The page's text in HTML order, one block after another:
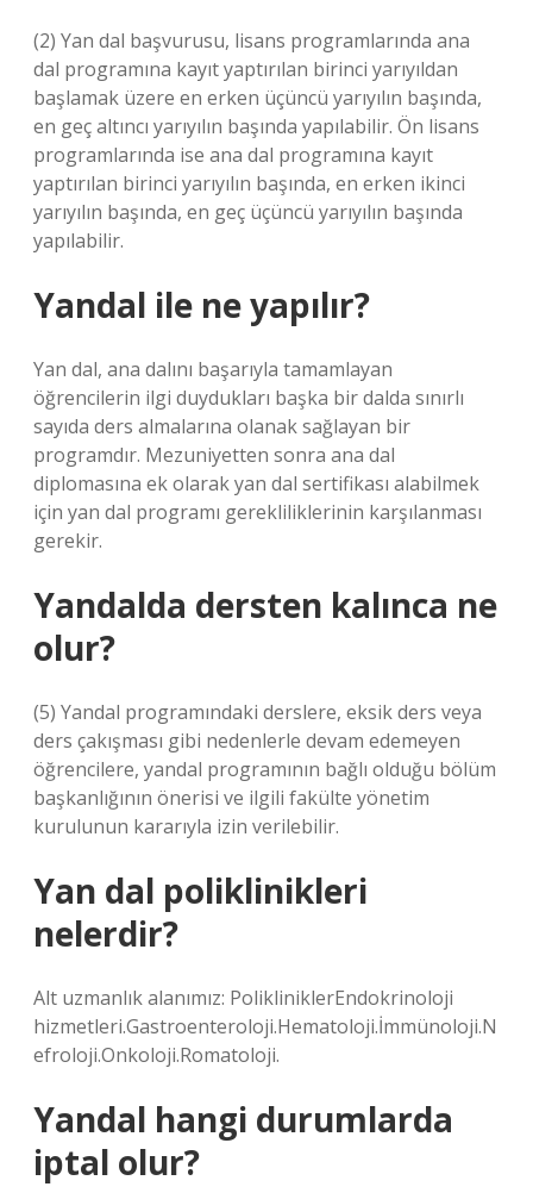
(2) Yan dal başvurusu, lisans programlarında ana
dal programına kayıt yaptırılan birinci yarıyıldan
başlamak üzere en erken üçüncü yarıyılın başında,
en geç altıncı yarıyılın başında yapılabilir. Ön lisans
programlarında ise ana dal programına kayıt
yaptırılan birinci yarıyılın başında, en erken ikinci
yarıyılın başında, en geç üçüncü yarıyılın başında
yapılabilir.
Yandal ile ne yapılır?
Yan dal, ana dalını başarıyla tamamlayan
öğrencilerin ilgi duydukları başka bir dalda sınırlı
sayıda ders almalarına olanak sağlayan bir
programdır. Mezuniyetten sonra ana dal
diplomasına ek olarak yan dal sertifikası alabilmek
için yan dal programı gerekliliklerinin karşılanması
gerekir.
Yandalda dersten kalınca ne
olur?
(5) Yandal programındaki derslere, eksik ders veya
ders çakışması gibi nedenlerle devam edemeyen
öğrencilere, yandal programının bağlı olduğu bölüm
başkanlığının önerisi ve ilgili fakülte yönetim
kurulunun kararıyla izin verilebilir.
Yan dal poliklinikleri
nelerdir?
Alt uzmanlık alanımız: PolikliniklerEndokrinoloji
hizmetleri.Gastroenteroloji.Hematoloji.İmmünoloji.N
efroloji.Onkoloji.Romatoloji.
Yandal hangi durumlarda
iptal olur?